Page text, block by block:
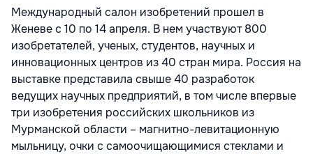
Международный салон изобретений прошел в
Женеве с 10 по 14 апреля. В нем участвуют 800
изобретателей, ученых, студентов, научных и
инновационных центров из 40 стран мира. Россия на
выставке представила свыше 40 разработок
ведущих научных предприятий, в том числе впервые
три изобретения российских школьников из
Мурманской области – магнитно-левитационную
мыльницу, очки с самоочищающимися стеклами и